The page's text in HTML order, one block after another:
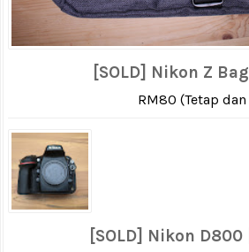
[SOLD] Nikon Z
RM80 (Tetap dan
[SOLD] Nikon D800